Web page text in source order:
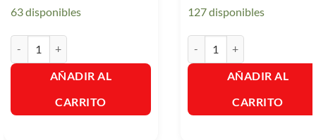
63 disponibles
AÑADIR AL
CARRITO
127 disponibles
AÑADIR AL
CARRITO